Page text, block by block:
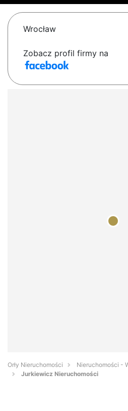
Wrocław
Zobacz profil firmy na
Orły Nieruchomości
Nieruchomości -
Jurkiewicz Nieruchomości